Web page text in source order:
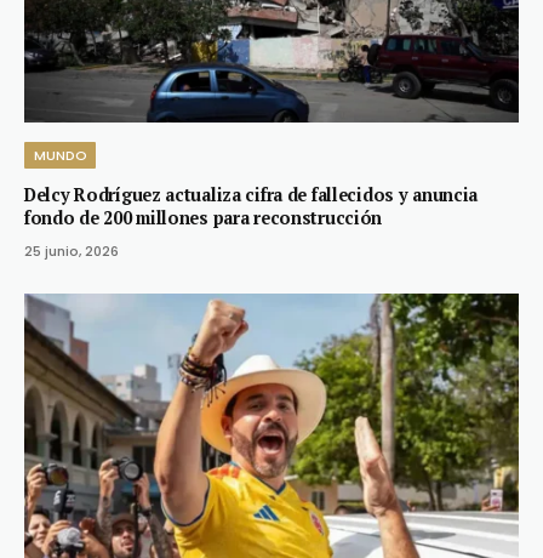
MUNDO
Delcy Rodríguez actualiza cifra de fallecidos y anuncia
fondo de 200 millones para reconstrucción
25 junio, 2026